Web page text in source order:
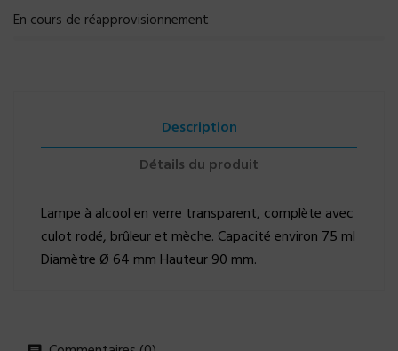
En cours de réapprovisionnement
Description
Détails du produit
Lampe à alcool en verre transparent, complète avec
culot rodé, brûleur et mèche. Capacité environ 75 ml
Diamètre Ø 64 mm Hauteur 90 mm.